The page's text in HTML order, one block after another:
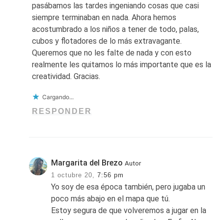
pasábamos las tardes ingeniando cosas que casi
siempre terminaban en nada. Ahora hemos
acostumbrado a los niños a tener de todo, palas,
cubos y flotadores de lo más extravagante.
Queremos que no les falte de nada y con esto
realmente les quitamos lo más importante que es la
creatividad. Gracias.
Cargando...
RESPONDER
Margarita del Brezo Autor
1 octubre 20,
7:56 pm
Yo soy de esa época también, pero jugaba un
poco más abajo en el mapa que tú.
Estoy segura de que volveremos a jugar en la